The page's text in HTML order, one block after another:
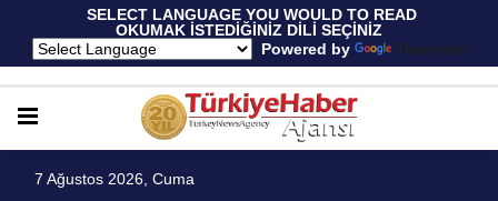
SELECT LANGUAGE YOU WOULD TO READ
OKUMAK İSTEDİĞİNİZ DİLİ SEÇİNİZ
Powered by
Translate
7 Ağustos 2026, Cuma